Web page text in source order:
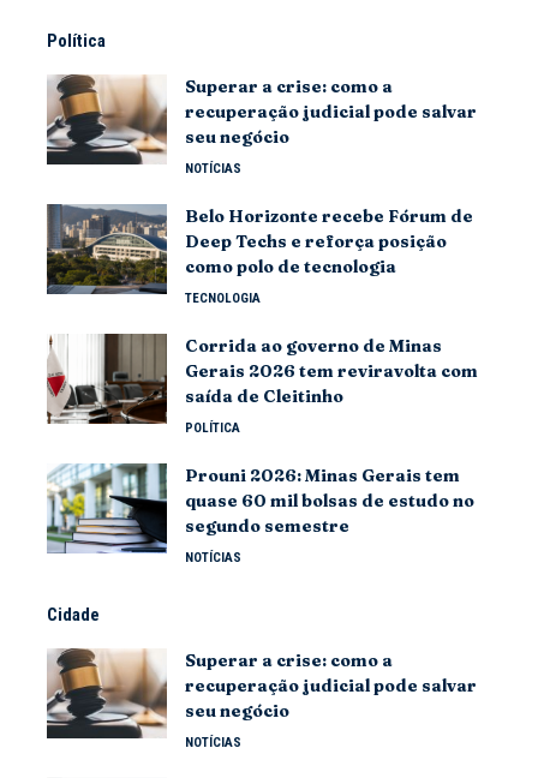
Política
Superar a crise: como a
recuperação judicial pode salvar
seu negócio
NOTÍCIAS
Belo Horizonte recebe Fórum de
Deep Techs e reforça posição
como polo de tecnologia
TECNOLOGIA
Corrida ao governo de Minas
Gerais 2026 tem reviravolta com
saída de Cleitinho
POLÍTICA
Prouni 2026: Minas Gerais tem
quase 60 mil bolsas de estudo no
segundo semestre
NOTÍCIAS
Cidade
Superar a crise: como a
recuperação judicial pode salvar
seu negócio
NOTÍCIAS